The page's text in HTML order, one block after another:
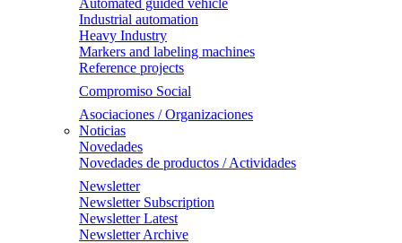
Automated guided vehicle
Industrial automation
Heavy Industry
Markers and labeling machines
Reference projects
Compromiso Social
Asociaciones / Organizaciones
Noticias
Novedades
Novedades de productos / Actividades
Newsletter
Newsletter Subscription
Newsletter Latest
Newsletter Archive